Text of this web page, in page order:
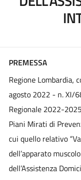
PREMESSA
Regione Lombardia,
agosto 2022 - n. XI/
Regionale 2022-
Piani Mirati di
cui quello relativo
dell’apparato
dell’Assistenza